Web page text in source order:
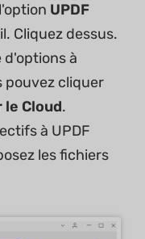
UPDF
Cliquez dessus.
d'options à
pouvez cliquer
Cloud.
à UPDF
les fichiers